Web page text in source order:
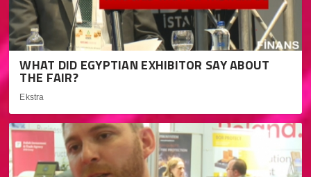
WHAT DID EGYPTIAN EXHIBITOR SAY ABOUT
THE FAIR?
Ekstra